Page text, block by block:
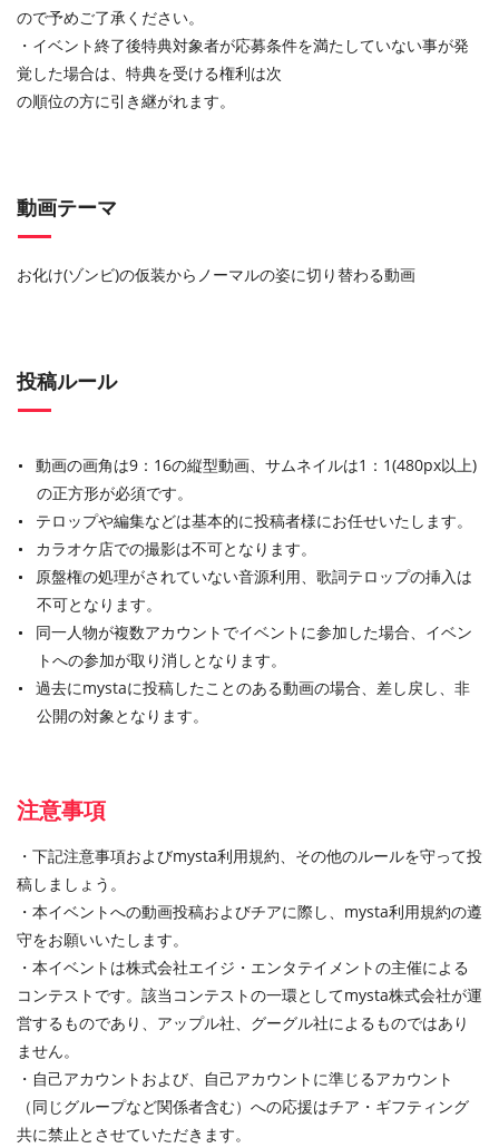
ので予めご了承ください。
・イベント終了後特典対象者が応募条件を満たしていない事が発
覚した場合は、特典を受ける権利は次
の順位の⽅に引き継がれます。
動画テーマ
お化け(ゾンビ)の仮装からノーマルの姿に切り替わる動画
投稿ルール
動画の画角は9：16の縦型動画、サムネイルは1：1(480px以上)
の正方形が必須です。
テロップや編集などは基本的に投稿者様にお任せいたします。
カラオケ店での撮影は不可となります。
原盤権の処理がされていない音源利用、歌詞テロップの挿入は
不可となります。
同一人物が複数アカウントでイベントに参加した場合、イベン
トへの参加が取り消しとなります。
過去にmystaに投稿したことのある動画の場合、差し戻し、非
公開の対象となります。
注意事項
・下記注意事項およびmysta利用規約、その他のルールを守って投
稿しましょう。
・本イベントへの動画投稿およびチアに際し、mysta利用規約の遵
守をお願いいたします。
・本イベントは株式会社エイジ・エンタテイメントの主催による
コンテストです。該当コンテストの一環としてmysta株式会社が運
営するものであり、アップル社、グーグル社によるものではあり
ません。
・自己アカウントおよび、自己アカウントに準じるアカウント
（同じグループなど関係者含む）への応援はチア・ギフティング
共に禁止とさせていただきます。